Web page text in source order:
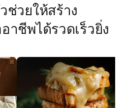
ช่วยให้สร้าง
าชีพได้รวดเร็วยิ่ง